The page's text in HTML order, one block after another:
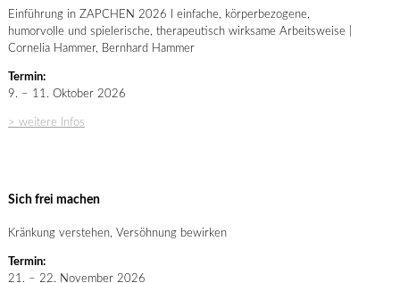
Einführung in ZAPCHEN 2026 I einfache, körperbezogene,
humorvolle und spielerische, therapeutisch wirksame Arbeitsweise |
Cornelia Hammer, Bernhard Hammer
Termin:
9. – 11. Oktober 2026
> weitere Infos
Sich frei machen
Kränkung verstehen, Versöhnung bewirken
Termin:
21. – 22. November 2026